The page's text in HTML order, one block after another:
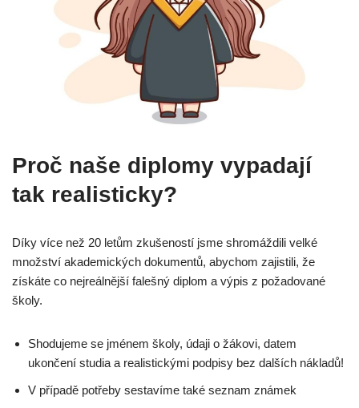
Proč naše diplomy vypadají
tak realisticky?
Díky více než 20 letům zkušeností jsme shromáždili velké
množství akademických dokumentů, abychom zajistili, že
získáte co nejreálnější falešný diplom a výpis z požadované
školy.
Shodujeme se jménem školy, údaji o žákovi, datem
ukončení studia a realistickými podpisy bez dalších nákladů!
V případě potřeby sestavíme také seznam známek